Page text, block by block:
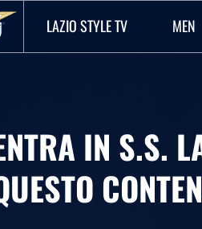
LAZIO STYLE TV MEN
IN S.S.